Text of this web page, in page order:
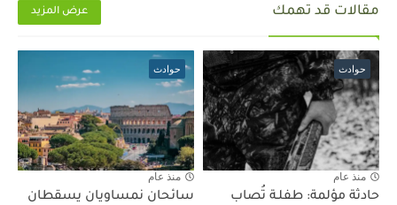
مقالات قد تهمك عرض المزيد
حوادث
منذ عام
حادثة مؤلمة: طفلـة تُصاب
حوادث
منذ عام
سائحان نمساويان يسقطان